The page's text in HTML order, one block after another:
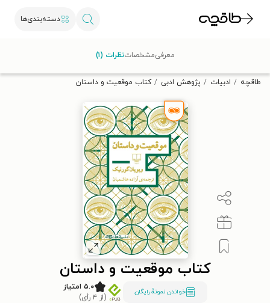
دسته‌بندی‌ها
تخفیف از طاقچه دریافت کن.
طاقچه ادبیات پژوهش ادبی کتاب موقعیت و داستان
کتاب موقعیت و داستان
خواندن نمونۀ رایگان
۵.۰ امتیاز
(از ۴ رأی)
معرفیمشخصاتنظرات (۱)